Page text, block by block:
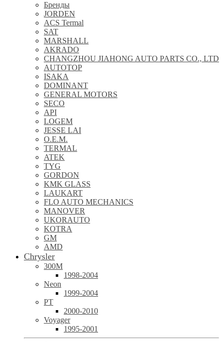
Бренды
JORDEN
ACS Termal
SAT
MARSHALL
AKRADO
CHANGZHOU JIAHONG AUTO PARTS CO., LTD
AUTOTOP
ISAKA
DOMINANT
GENERAL MOTORS
SECO
API
LOGEM
JESSE LAI
O.E.M.
TERMAL
ATEK
TYG
GORDON
KMK GLASS
LAUKART
FLO AUTO MECHANICS
MANOVER
UKORAUTO
KOTRA
GM
AMD
Chrysler
300M
1998-2004
Neon
1999-2004
PT
2000-2010
Voyager
1995-2001